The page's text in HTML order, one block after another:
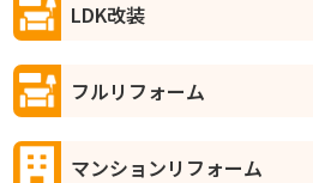
LDK改装
フルリフォーム
マンションリフォーム